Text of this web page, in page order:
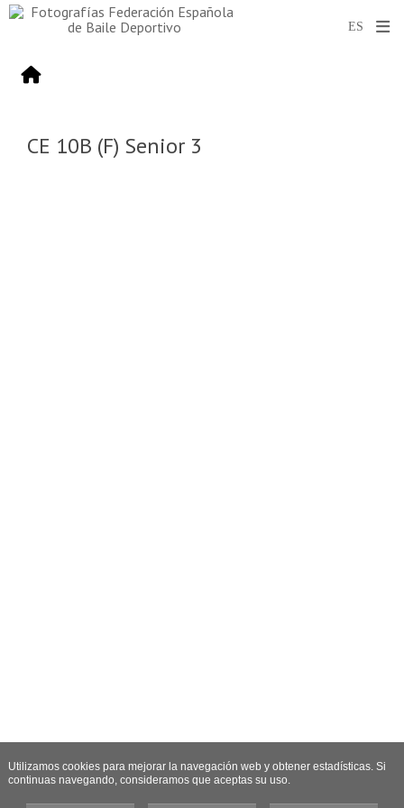
CE 10B (F) Senior 3
Utilizamos cookies para mejorar la navegación web y obtener estadísticas. Si
continuas navegando, consideramos que aceptas su uso.